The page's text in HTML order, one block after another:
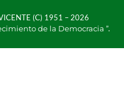
(C) 1951 – 2026
de la Democracia ”.